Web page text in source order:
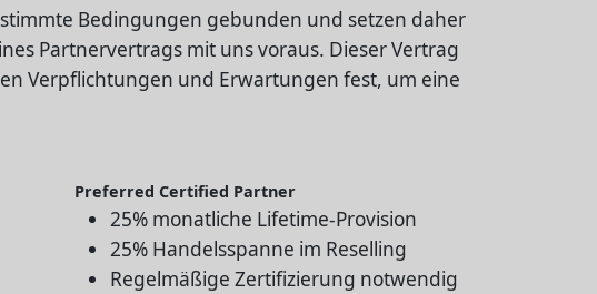
Bedingungen gebunden und setzen daher
Partnervertrags mit uns voraus. Dieser Vertrag
Verpflichtungen und Erwartungen fest, um eine
Preferred Certified Partner
25% monatliche Lifetime-Provision
25% Handelsspanne im Reselling
Regelmäßige Zertifizierung notwendig